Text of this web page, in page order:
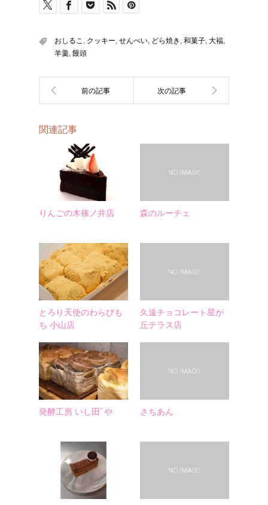
おしるこ , クッキー, せんべい, どら焼き , 和菓子, 大福,
羊羹, 饅頭
関連記事
りんごの木篠ノ井店 森のルーチェ
とろり天使のわらびも
ち 小山店
久遠チョコレート星が
丘テラス店
発酵工房 いし田ﾞや さちあん